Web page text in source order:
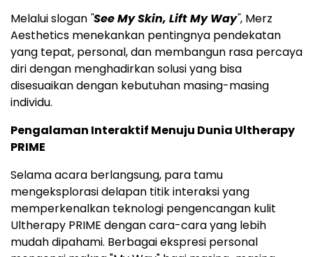
Melalui slogan "See My Skin, Lift My Way", Merz
Aesthetics menekankan pentingnya pendekatan
yang tepat, personal, dan membangun rasa percaya
diri dengan menghadirkan solusi yang bisa
disesuaikan dengan kebutuhan masing-masing
individu.
Pengalaman Interaktif Menuju Dunia Ultherapy
PRIME
Selama acara berlangsung, para tamu
mengeksplorasi delapan titik interaksi yang
memperkenalkan teknologi pengencangan kulit
Ultherapy PRIME dengan cara-cara yang lebih
mudah dipahami. Berbagai ekspresi personal